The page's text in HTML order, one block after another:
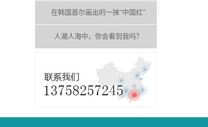
在韩国首尔画出的一抹“中国红”
人潮人海中，你会看到我吗？